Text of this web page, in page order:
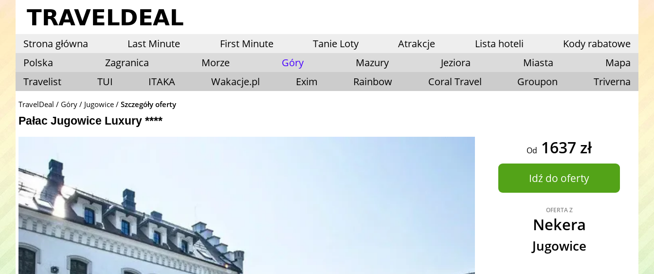
Strona główna Last Minute First Minute Tanie Loty Atrakcje Lista hoteli
Kody rabatowe
Polska
Zagranica Morze Góry Mazury Jeziora Miasta
Mapa
Travelist
TUI ITAKA Wakacje.pl Exim Rainbow Coral Travel Groupon Triverna
TravelDeal Góry Jugowice Szczegóły oferty
Pałac Jugowice Luxury ****
Od 1637 zł
Idź do oferty
OFERTA Z
Nekera
Jugowice